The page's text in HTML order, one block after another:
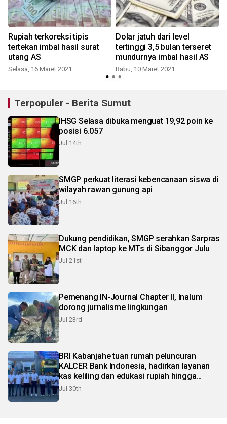
Rupiah terkoreksi tipis
tertekan imbal hasil surat
utang AS
Selasa, 16 Maret 2021
Dolar jatuh dari level
tertinggi 3,5 bulan terseret
mundurnya imbal hasil AS
Rabu, 10 Maret 2021
Terpopuler - Berita Sumut
IHSG Selasa dibuka menguat 19,92 poin ke
posisi 6.057
Jul 14th
SMGP perkuat literasi kebencanaan siswa di
wilayah rawan gunung api
Jul 16th
Dukung pendidikan, SMGP serahkan Sarpras
MCK dan laptop ke MTs di Sibanggor Julu
Jul 21st
Pemenang IN-Journal Chapter II, Inalum
dorong jurnalisme lingkungan
Jul 23rd
BRI Kabanjahe tuan rumah peluncuran
KALCER Bank Indonesia, hadirkan layanan
kas keliling dan edukasi rupiah hingga
pelosok Karo
Jul 30th